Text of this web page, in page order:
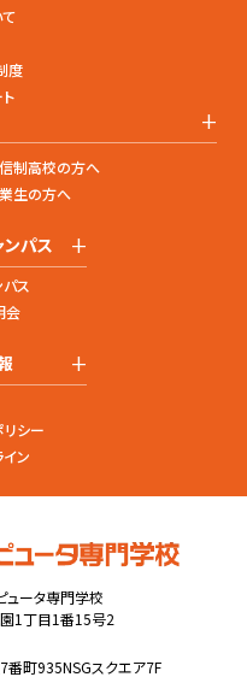
度
+
制高校の方へ
生の方へ
ンパス +
ス
会
+
リシー
ン
ータ専門学校
1丁目1番15号2
町935NSGスクエア7F